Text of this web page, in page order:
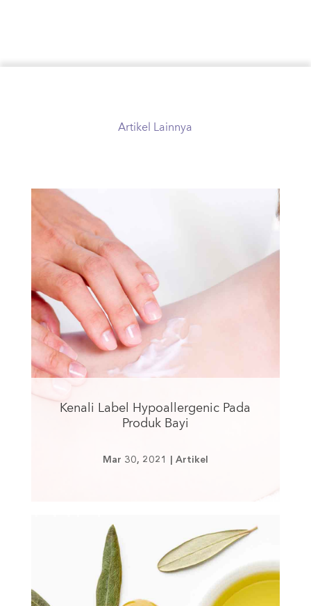
Artikel Lainnya
Kenali Label Hypoallergenic Pada
Produk Bayi
Mar 30, 2021 Artikel